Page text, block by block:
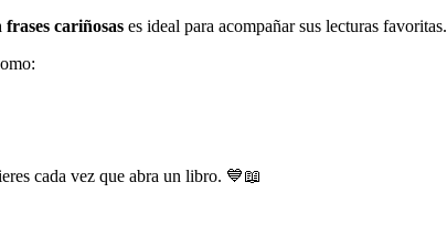
cariñosas es ideal para acompañar sus lecturas favoritas.
cada vez que abra un libro. 💙📖